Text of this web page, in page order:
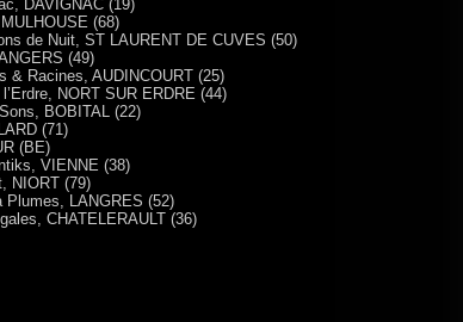
DAVIGNAC (19)
(68)
de Nuit, ST LAURENT DE CUVES (50)
(49)
& Racines, AUDINCOURT (25)
NORT SUR ERDRE (44)
BOBITAL (22)
(71)
(BE)
VIENNE (38)
NIORT (79)
Plumes, LANGRES (52)
CHATELERAULT (36)